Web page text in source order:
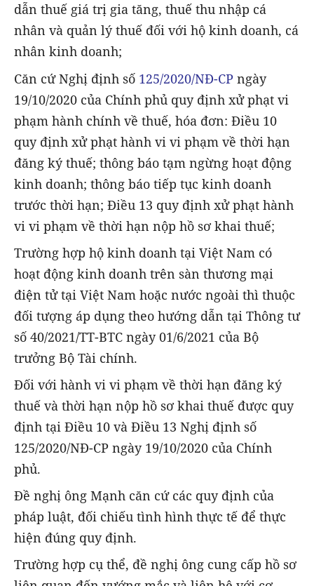
dẫn thuế giá trị gia tăng, thuế thu nhập cá
nhân và quản lý thuế đối với hộ kinh doanh, cá
nhân kinh doanh;
Căn cứ Nghị định số 125/2020/NĐ-CP ngày
19/10/2020 của Chính phủ quy định xử phạt vi
phạm hành chính về thuế, hóa đơn: Điều 10
quy định xử phạt hành vi vi phạm về thời hạn
đăng ký thuế; thông báo tạm ngừng hoạt động
kinh doanh; thông báo tiếp tục kinh doanh
trước thời hạn; Điều 13 quy định xử phạt hành
vi vi phạm về thời hạn nộp hồ sơ khai thuế;
Trường hợp hộ kinh doanh tại Việt Nam có
hoạt động kinh doanh trên sàn thương mại
điện tử tại Việt Nam hoặc nước ngoài thì thuộc
đối tượng áp dụng theo hướng dẫn tại Thông tư
số 40/2021/TT-BTC ngày 01/6/2021 của Bộ
trưởng Bộ Tài chính.
Đối với hành vi vi phạm về thời hạn đăng ký
thuế và thời hạn nộp hồ sơ khai thuế được quy
định tại Điều 10 và Điều 13 Nghị định số
125/2020/NĐ-CP ngày 19/10/2020 của Chính
phủ.
Đề nghị ông Mạnh căn cứ các quy định của
pháp luật, đối chiếu tình hình thực tế để thực
hiện đúng quy định.
Trường hợp cụ thể, đề nghị ông cung cấp hồ sơ